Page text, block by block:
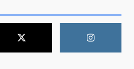
la administración de la
de Guarapo
agosto de 2026